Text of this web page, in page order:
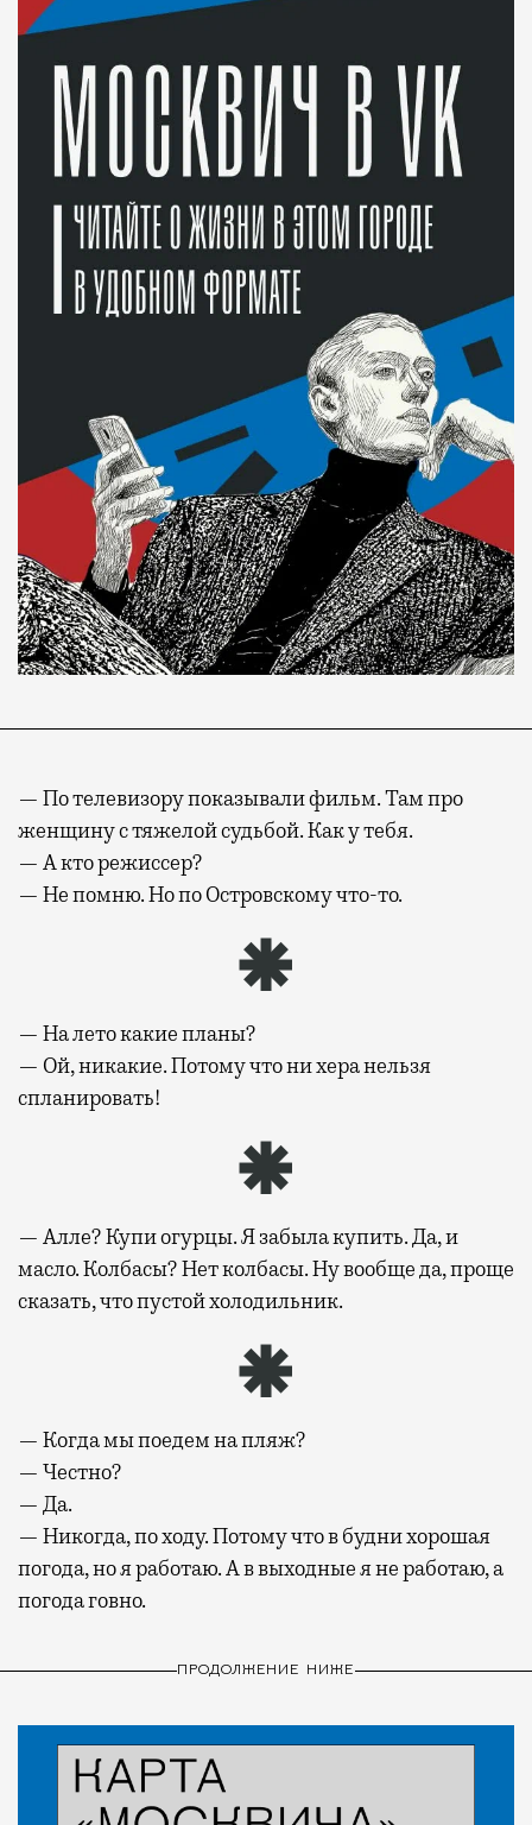
— По телевизору показывали фильм. Там про
женщину с тяжелой судьбой. Как у тебя.
— А кто режиссер?
— Не помню. Но по Островскому что-то.
— На лето какие планы?
— Ой, никакие. Потому что ни хера нельзя
спланировать!
— Алле? Купи огурцы. Я забыла купить. Да, и
масло. Колбасы? Нет колбасы. Ну вообще да, проще
сказать, что пустой холодильник.
— Когда мы поедем на пляж?
— Честно?
— Да.
— Никогда, по ходу. Потому что в будни хорошая
погода, но я работаю. А в выходные я не работаю, а
погода говно.
ПРОДОЛЖЕНИЕ НИЖЕ